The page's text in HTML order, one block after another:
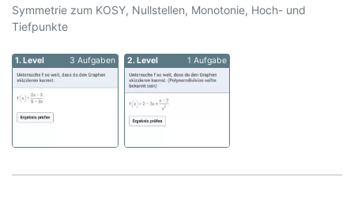
Symmetrie zum KOSY, Nullstellen, Monotonie, Hoch- und
Tiefpunkte
1. Level 3 Aufgaben 2. Level 1 Aufgabe